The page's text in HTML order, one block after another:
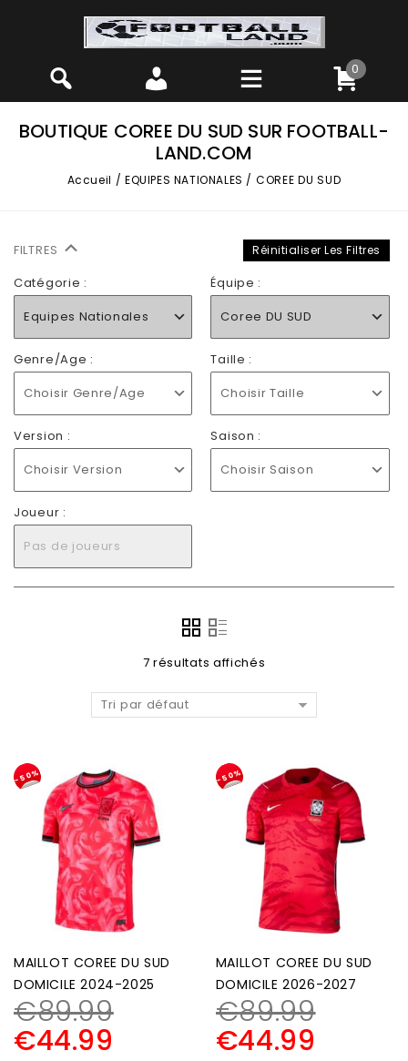
0
BOUTIQUE COREE DU SUD SUR FOOTBALL-
LAND.COM
Accueil / EQUIPES NATIONALES / COREE DU SUD
FILTRES Réinitialiser Les Filtres
Catégorie :
Equipes Nationales
Équipe :
Coree DU SUD
Genre/Age :
Choisir Genre/Age
Taille :
Choisir Taille
Version :
Choisir Version
Saison :
Choisir Saison
Joueur :
Pas de joueurs
7 résultats affichés
Tri par défaut
-50%
MAILLOT COREE DU SUD
DOMICILE 2024-2025
€89.99
€44.99
-50%
MAILLOT COREE DU SUD
DOMICILE 2026-2027
€89.99
€44.99